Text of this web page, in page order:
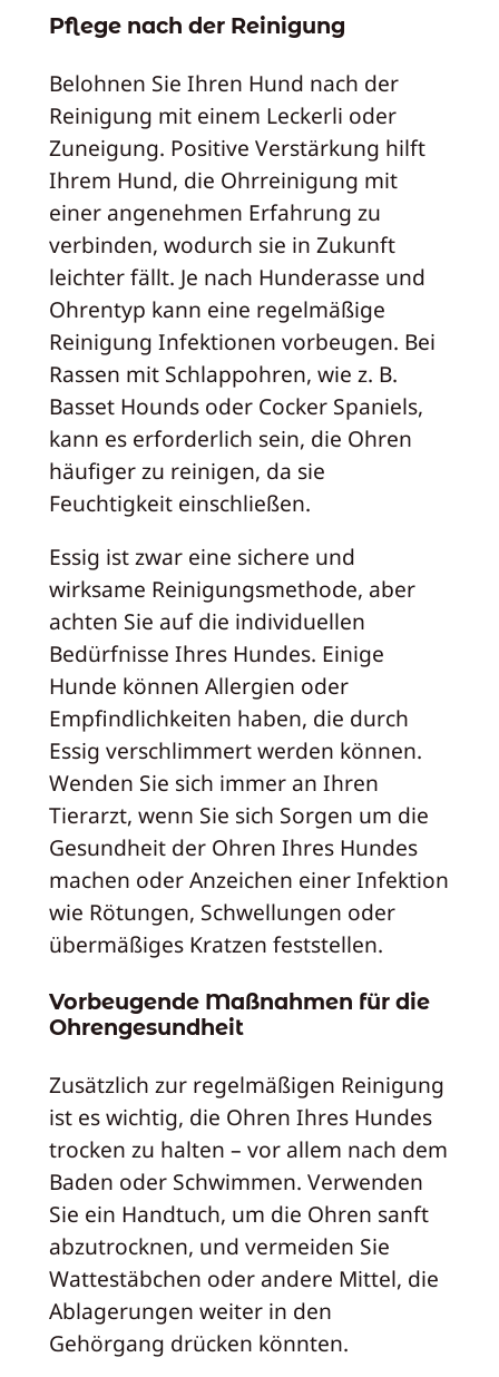
Pflege nach der Reinigung
Belohnen Sie Ihren Hund nach der
Reinigung mit einem Leckerli oder
Zuneigung. Positive Verstärkung hilft
Ihrem Hund, die Ohrreinigung mit
einer angenehmen Erfahrung zu
verbinden, wodurch sie in Zukunft
leichter fällt. Je nach Hunderasse und
Ohrentyp kann eine regelmäßige
Reinigung Infektionen vorbeugen. Bei
Rassen mit Schlappohren, wie z. B.
Basset Hounds oder Cocker Spaniels,
kann es erforderlich sein, die Ohren
häufiger zu reinigen, da sie
Feuchtigkeit einschließen.
Essig ist zwar eine sichere und
wirksame Reinigungsmethode, aber
achten Sie auf die individuellen
Bedürfnisse Ihres Hundes. Einige
Hunde können Allergien oder
Empfindlichkeiten haben, die durch
Essig verschlimmert werden können.
Wenden Sie sich immer an Ihren
Tierarzt, wenn Sie sich Sorgen um die
Gesundheit der Ohren Ihres Hundes
machen oder Anzeichen einer Infektion
wie Rötungen, Schwellungen oder
übermäßiges Kratzen feststellen.
Vorbeugende Maßnahmen für die
Ohrengesundheit
Zusätzlich zur regelmäßigen Reinigung
ist es wichtig, die Ohren Ihres Hundes
trocken zu halten – vor allem nach dem
Baden oder Schwimmen. Verwenden
Sie ein Handtuch, um die Ohren sanft
abzutrocknen, und vermeiden Sie
Wattestäbchen oder andere Mittel, die
Ablagerungen weiter in den
Gehörgang drücken könnten.